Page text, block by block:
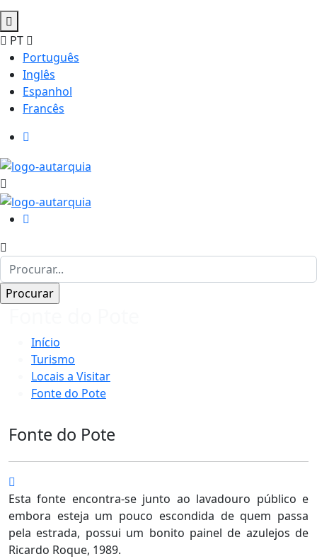
PT
Português
Inglês
Espanhol
Francês
Início
Turismo
Locais a Visitar
Fonte do Pote
Fonte do Pote
Esta fonte encontra-se junto ao lavadouro público e
embora esteja um pouco escondida de quem passa
pela estrada, possui um bonito painel de azulejos de
Ricardo Roque, 1989.